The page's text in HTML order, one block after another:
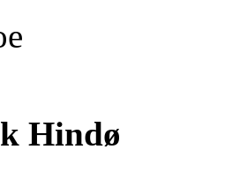
Hindø